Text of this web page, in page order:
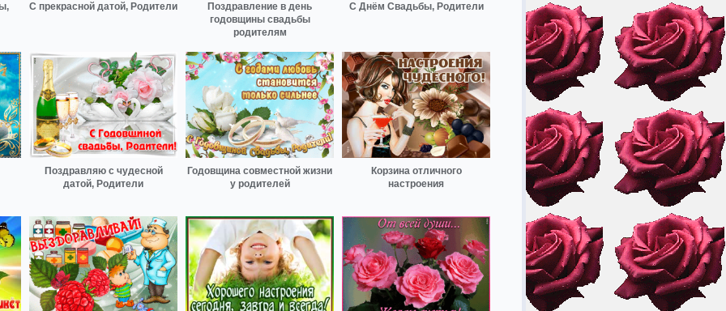
С прекрасной датой, Родители
Поздравление в день
годовщины свадьбы
родителям
С Днём Свадьбы, Родители
Поздравляю с чудесной
датой, Родители
Годовщина совместной жизни
у родителей
Корзина отличного
настроения